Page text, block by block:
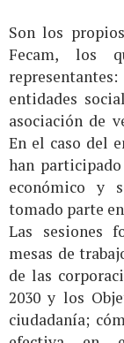
Son los
Fecam, los
entidades
asociación de
En el caso del
han
económico y
tomado parte
Las sesiones
mesas de
de las
2030 y los
ciudadanía;